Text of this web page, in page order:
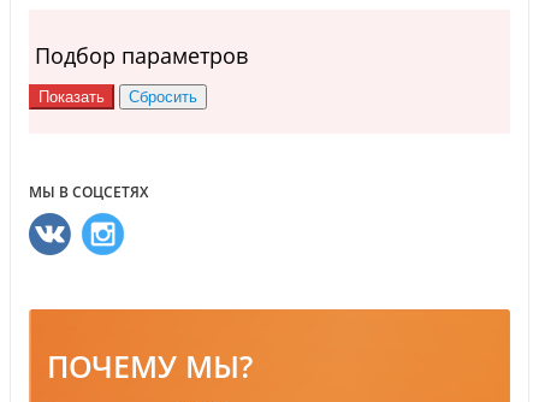
Подбор параметров
МЫ В СОЦСЕТЯХ
ПОЧЕМУ МЫ?